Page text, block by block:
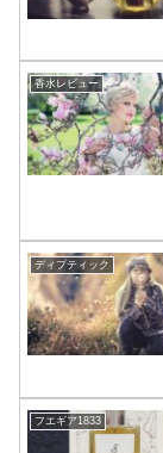
香水レビュー
ディプティック
フエギア1833